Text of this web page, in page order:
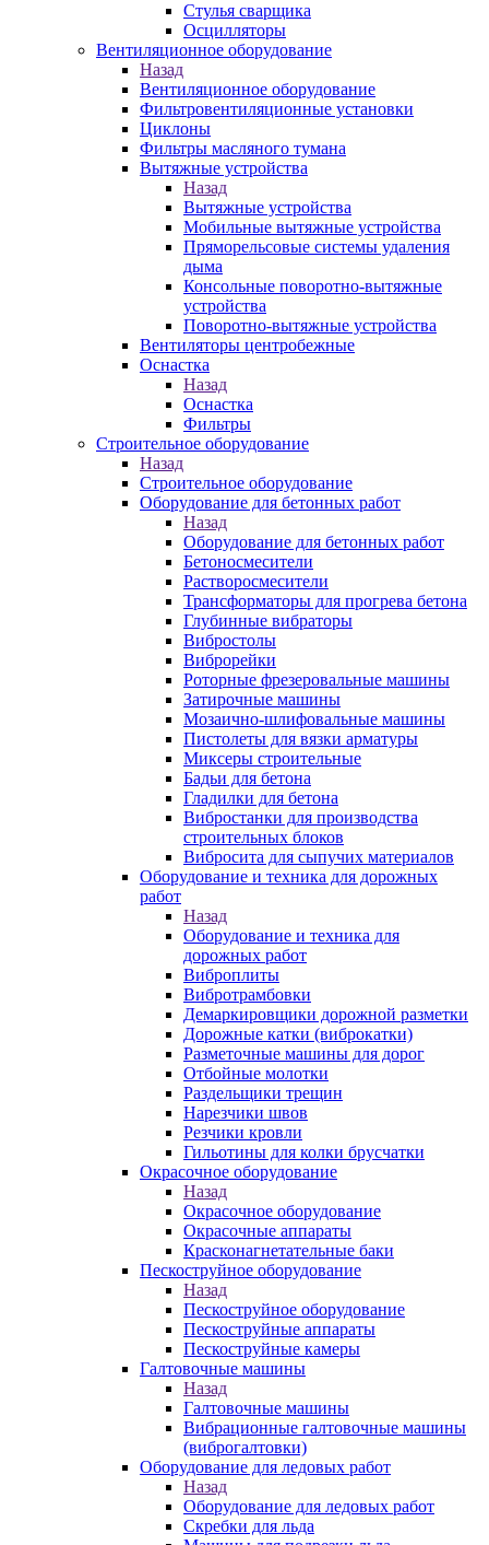
Стулья сварщика
Осцилляторы
Вентиляционное оборудование
Назад
Вентиляционное оборудование
Фильтровентиляционные установки
Циклоны
Фильтры масляного тумана
Вытяжные устройства
Назад
Вытяжные устройства
Мобильные вытяжные устройства
Пряморельсовые системы удаления
дыма
Консольные поворотно-вытяжные
устройства
Поворотно-вытяжные устройства
Вентиляторы центробежные
Оснастка
Назад
Оснастка
Фильтры
Строительное оборудование
Назад
Строительное оборудование
Оборудование для бетонных работ
Назад
Оборудование для бетонных работ
Бетоносмесители
Растворосмесители
Трансформаторы для прогрева бетона
Глубинные вибраторы
Вибростолы
Виброрейки
Роторные фрезеровальные машины
Затирочные машины
Мозаично-шлифовальные машины
Пистолеты для вязки арматуры
Миксеры строительные
Бадьи для бетона
Гладилки для бетона
Вибростанки для производства
строительных блоков
Вибросита для сыпучих материалов
Оборудование и техника для дорожных
работ
Назад
Оборудование и техника для
дорожных работ
Виброплиты
Вибротрамбовки
Демаркировщики дорожной разметки
Дорожные катки (виброкатки)
Разметочные машины для дорог
Отбойные молотки
Раздельщики трещин
Нарезчики швов
Резчики кровли
Гильотины для колки брусчатки
Окрасочное оборудование
Назад
Окрасочное оборудование
Окрасочные аппараты
Красконагнетательные баки
Пескоструйное оборудование
Назад
Пескоструйное оборудование
Пескоструйные аппараты
Пескоструйные камеры
Галтовочные машины
Назад
Галтовочные машины
Вибрационные галтовочные машины
(виброгалтовки)
Оборудование для ледовых работ
Назад
Оборудование для ледовых работ
Скребки для льда